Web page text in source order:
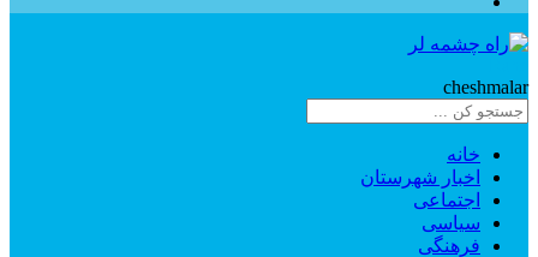
cheshmalar
خانه
اخبار شهرستان
اجتماعی
سیاسی
فرهنگی